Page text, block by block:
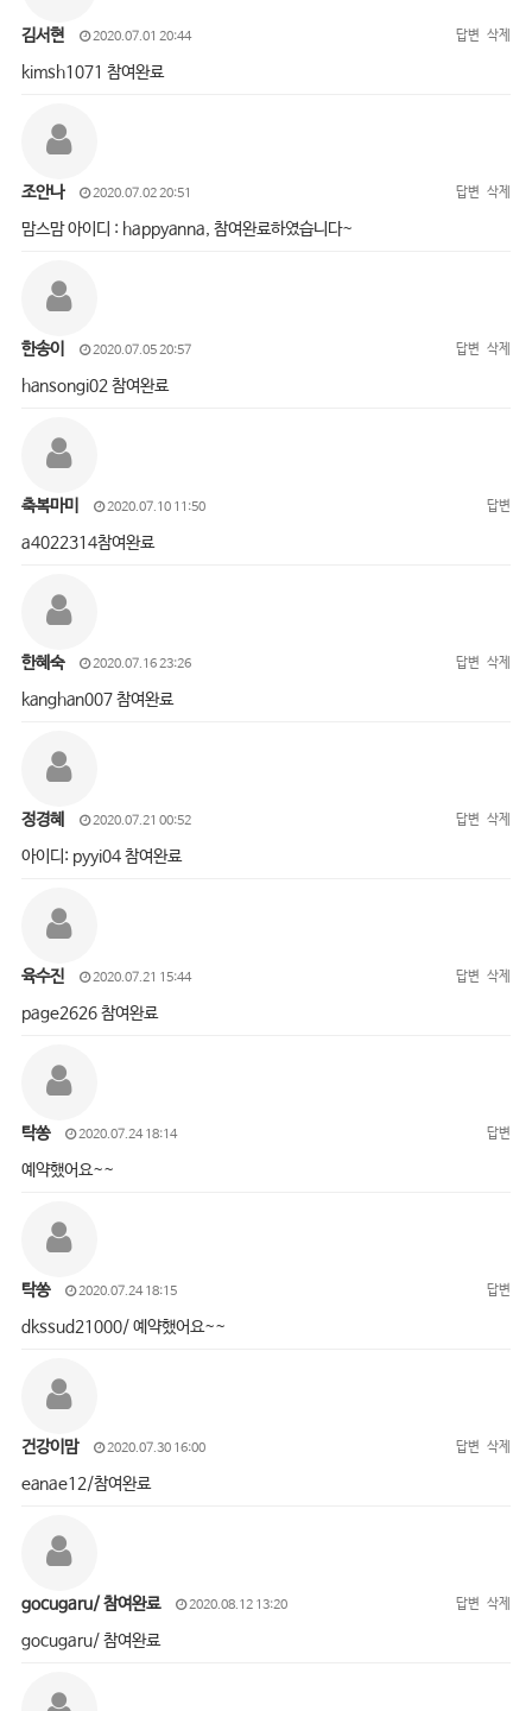
김서현 2020.07.01 20:44 답변 삭제
kimsh1071 참여완료
조안나 2020.07.02 20:51 답변 삭제
맘스맘 아이디 : happyanna, 참여완료하였습니다~
한송이 2020.07.05 20:57 답변 삭제
hansongi02 참여완료
축복마미 2020.07.10 11:50 답변
a4022314참여완료
한혜숙 2020.07.16 23:26 답변 삭제
kanghan007 참여완료
정경혜 2020.07.21 00:52 답변 삭제
아이디: pyyi04 참여완료
육수진 2020.07.21 15:44 답변 삭제
page2626 참여완료
탁쏭 2020.07.24 18:14 답변
예약했어요~~
탁쏭 2020.07.24 18:15 답변
dkssud21000/ 예약했어요~~
건강이맘 2020.07.30 16:00 답변 삭제
eanae12/참여완료
gocugaru/ 참여완료 2020.08.12 13:20 답변 삭제
gocugaru/ 참여완료